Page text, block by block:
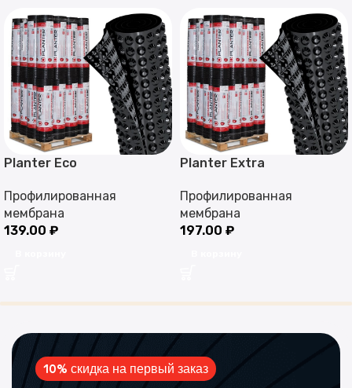
Planter Eco
Профилированная
мембрана
139.00 ₽
Planter Extra
Профилированная
мембрана
197.00 ₽
10% скидка на первый заказ